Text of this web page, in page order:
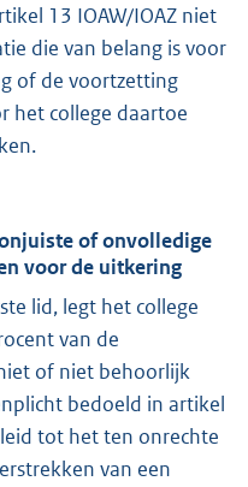
13 IOAW/IOAZ niet
die van belang is voor
of de voortzetting
het college daartoe
of onvolledige
voor de uitkering
lid, legt het college
van de
of niet behoorlijk
bedoeld in artikel
tot het ten onrechte
van een